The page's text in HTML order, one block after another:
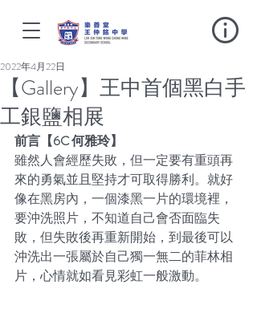
【Gallery】王中首個黑白手
工銀鹽相展
2022年4月22日
前言【6C 何雅玲】
雖然人會經歷失敗，但一定要有重頭再
來的勇氣並且堅持才可取得勝利。就好
像在黑房內，一個漆黑一片的環境裡，
要沖洗照片，不知道自己會否面臨失
敗，但失敗後再重新開始，到最後可以
沖洗出一張屬於自己獨一無二的菲林相
片，心情就如看見彩虹一般激動。